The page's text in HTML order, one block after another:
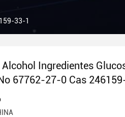
33-1
Ingredientes
67762-27-0 Cas